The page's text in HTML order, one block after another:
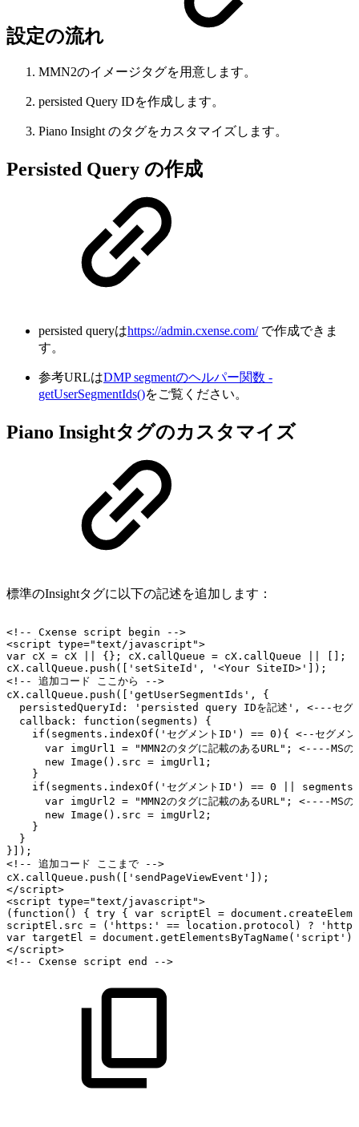
設定の流れ
MMN2のイメージタグを用意します。
persisted Query IDを作成します。
Piano Insight のタグをカスタマイズします。
Persisted Query の作成
persisted queryはhttps://admin.cxense.com/で作成できま
す。
参考URLはDMP segmentのヘルパー関数 -
getUserSegmentIds()をご覧ください。
Piano Insightタグのカスタマイズ
標準のInsightタグに以下の記述を追加します：
<!-- Cxense script begin
-->
<script type="text/javascript">
var cX = cX {}; cX.callQueue = cX.callQueue
[];
cX.callQueue.push(['setSiteId',
'<Your SiteID>']);
<!--
追加コード ここから
-->
cX.callQueue.push(['getUserSegmentIds',
{
persistedQueryId:
'persisted query IDを記述',
<---セグ
callback:
function(segments)
{
if(segments.indexOf('セグメントID')
== 0){
<--セグメ
var imgUrl1 = "MMN2のタグに記載のあるURL";
<----MSの
new Image().src = imgUrl1;
}
if(segments.indexOf('セグメントID')
== 0
var imgUrl2 = "MMN2のタグに記載のあるURL";
<----MSの
new Image().src = imgUrl2;
}
}
}]);
<!--
追加コード ここまで
-->
cX.callQueue.push(['sendPageViewEvent']);
</script>
<script type="text/javascript">
(function()
{ try { var scriptEl =
scriptEl.src = ('https:' == location.protocol) ?
var targetEl =
</script>
<!--
Cxense script end -->